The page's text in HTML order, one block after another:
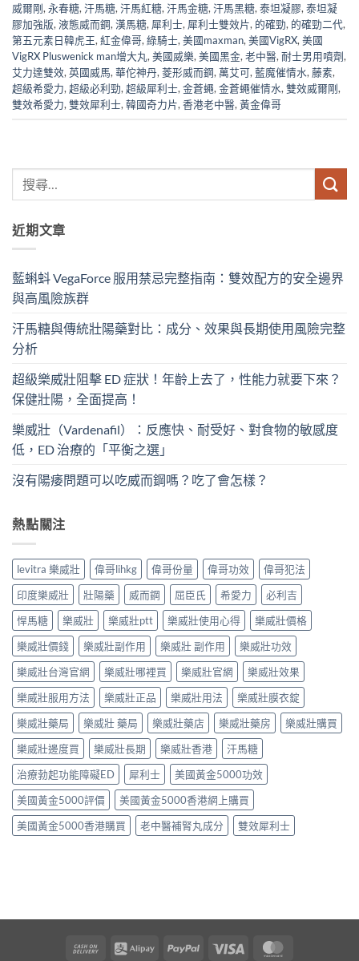
威爾剛, 永春糖, 汗馬糖, 汗馬紅糖, 汗馬金糖, 汗馬黑糖, 泰坦凝膠, 泰坦凝
膠加強版, 液態威而鋼, 漢馬糖, 犀利士, 犀利士雙效片, 的確勁, 的確勁二代,
第五元素日韓虎王, 紅金偉哥, 綠騎士, 美國maxman, 美國VigRX, 美國
VigRX Pluswenick man增大丸, 美國威樂, 美國黑金, 老中醫, 耐士男用噴劑,
艾力達雙效, 英國威馬, 華佗神丹, 菱形威而鋼, 萬艾可, 藍魔催情水, 藤素,
超級希愛力, 超級必利勁, 超級犀利士, 金蒼蠅, 金蒼蠅催情水, 雙效威爾剛,
雙效希愛力, 雙效犀利士, 韓國奇力片, 香港老中醫, 黃金偉哥
近期文章
藍蝌蚪 VegaForce 服用禁忌完整指南：雙效配方的安全邊界
與高風險族群
汗馬糖與傳統壯陽藥對比：成分、效果與長期使用風險完整
分析
超級樂威壯阻擊 ED 症狀！年齡上去了，性能力就要下來？
保健壯陽，全面提高！
樂威壯（Vardenafil）：反應快、耐受好、對食物的敏感度
低，ED 治療的「平衡之選」
沒有陽痿問題可以吃威而鋼嗎？吃了會怎樣？
熱點關注
levitra 樂威壯 偉哥lihkg 偉哥份量 偉哥功效
偉哥犯法
印度樂威壯
壯陽藥 威而鋼 屈臣氏 希愛力
必利吉
悍馬糖
樂威壯 樂威壯ptt 樂威壯使用心得
樂威壯價格
樂威壯價錢
樂威壯副作用 樂威壯 副作用
樂威壯功效
樂威壯台灣官網
樂威壯哪裡買 樂威壯官網
樂威壯效果
樂威壯服用方法
樂威壯正品 樂威壯用法
樂威壯膜衣錠
樂威壯藥局
樂威壯 藥局 樂威壯藥店 樂威壯藥房
樂威壯購買
樂威壯邊度買
樂威壯長期 樂威壯香港
汗馬糖
治療勃起功能障礙ED
犀利士
美國黃金5000功效
美國黃金5000評價
美國黃金5000香港網上購買
美國黃金5000香港購買
老中醫補腎丸成分 雙效犀利士
Cash
Alipay PayPal Visa